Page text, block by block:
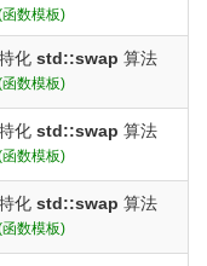
函数模板)
化 std::swap 算法
函数模板)
化 std::swap 算法
函数模板)
化 std::swap 算法
函数模板)